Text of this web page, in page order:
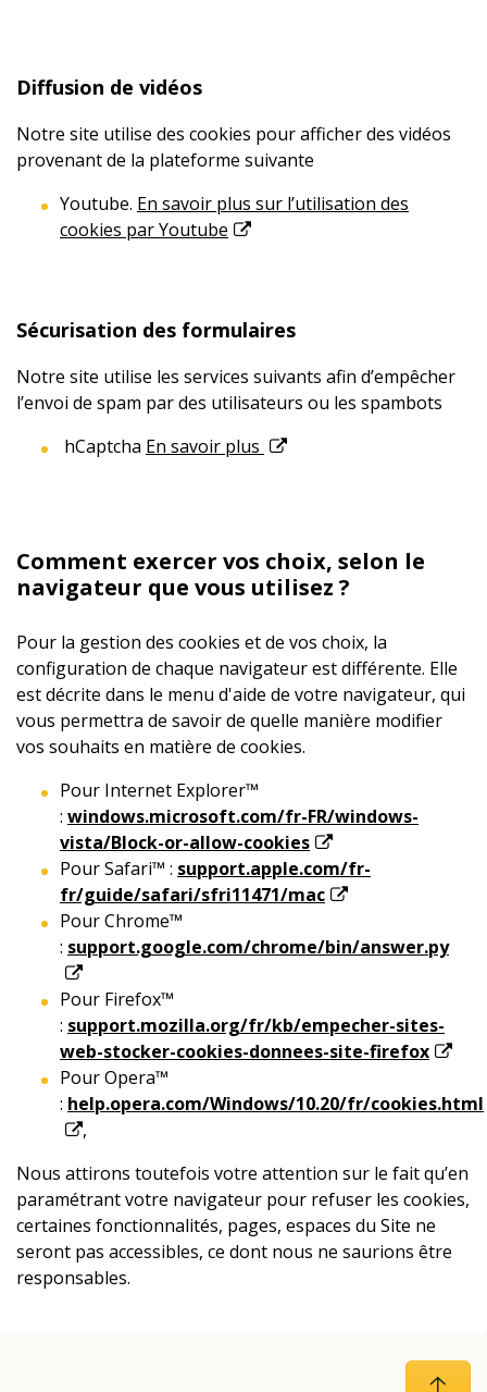
Diffusion de vidéos
Notre site utilise des cookies pour afficher des vidéos
provenant de la plateforme suivante
Youtube. En savoir plus sur l’utilisation des
cookies par Youtube
Sécurisation des formulaires
Notre site utilise les services suivants afin d’empêcher
l’envoi de spam par des utilisateurs ou les spambots
hCaptcha En savoir plus
Comment exercer vos choix, selon le
navigateur que vous utilisez ?
Pour la gestion des cookies et de vos choix, la
configuration de chaque navigateur est différente. Elle
est décrite dans le menu d'aide de votre navigateur, qui
vous permettra de savoir de quelle manière modifier
vos souhaits en matière de cookies.
Pour Internet Explorer™
: windows.microsoft.com/fr-FR/windows-
vista/Block-or-allow-cookies
Pour Safari™ : support.apple.com/fr-
fr/guide/safari/sfri11471/mac
Pour Chrome™
: support.google.com/chrome/bin/answer.py
Pour Firefox™
: support.mozilla.org/fr/kb/empecher-sites-
web-stocker-cookies-donnees-site-firefox
Pour Opera™
: help.opera.com/Windows/10.20/fr/cookies.html
,
Nous attirons toutefois votre attention sur le fait qu’en
paramétrant votre navigateur pour refuser les cookies,
certaines fonctionnalités, pages, espaces du Site ne
seront pas accessibles, ce dont nous ne saurions être
responsables.